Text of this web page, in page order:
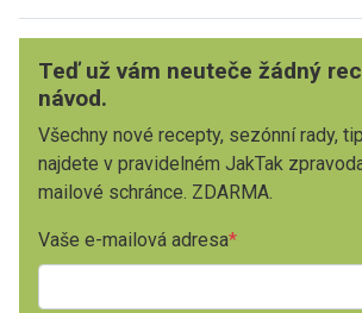
Teď už vám neuteče žádný
návod.
Všechny nové recepty, sezónní rady,
najdete v pravidelném JakTak
mailové schránce. ZDARMA.
Vaše e-mailová adresa